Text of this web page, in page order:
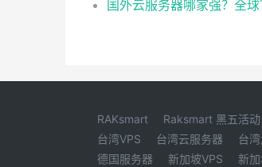
RAKsmart Raksmart 黑五活动
台湾VPS
台湾云服务器 台
德国服务器
新加坡VPS 新